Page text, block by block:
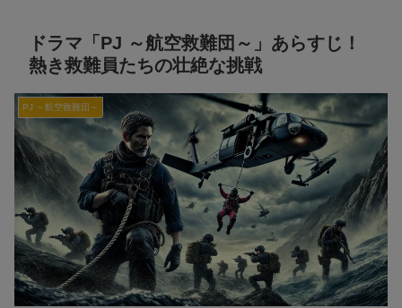
ドラマ「PJ ～航空救難団～」あらすじ！
熱き救難員たちの壮絶な挑戦
PJ ～航空救難団～